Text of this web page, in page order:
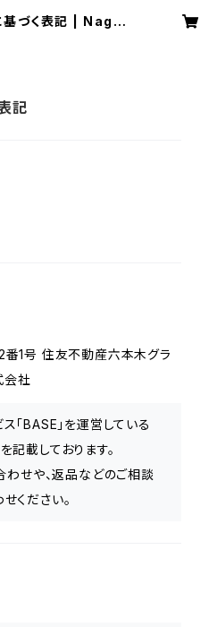
基づく表記 | Nagis
記
1号 住友不動産六本木グラ
会社
「BASE」を運営している
載しております。
せや、返品などのご相談
ください。